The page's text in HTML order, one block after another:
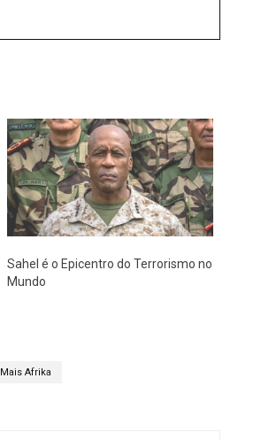
Sahel é o Epicentro do Terrorismo no
Mundo
Mais Afrika